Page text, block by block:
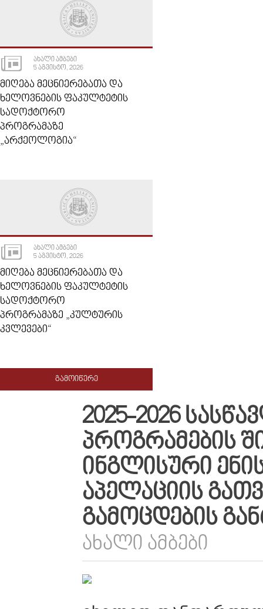
ᲐᲮᲐᲚᲘ ᲐᲛᲑᲔᲑᲘ
5 ᲐᲒᲕᲘᲡᲢᲝ, 2026
ᲛᲘᲦᲔᲑᲐ ᲛᲔᲪᲜᲘᲔᲠᲔᲑᲐᲗᲐ ᲓᲐ
ᲮᲔᲚᲝᲕᲜᲔᲑᲘᲡ ᲤᲐᲙᲣᲚᲢᲔᲢᲘᲡ
ᲡᲐᲓᲝᲥᲢᲝᲠᲝ
ᲞᲠᲝᲒᲠᲐᲛᲐᲖᲔ
„ᲐᲠᲥᲔᲝᲚᲝᲒᲘᲐ“
ᲐᲮᲐᲚᲘ ᲐᲛᲑᲔᲑᲘ
5 ᲐᲒᲕᲘᲡᲢᲝ, 2026
ᲛᲘᲦᲔᲑᲐ ᲛᲔᲪᲜᲘᲔᲠᲔᲑᲐᲗᲐ ᲓᲐ
ᲮᲔᲚᲝᲕᲜᲔᲑᲘᲡ ᲤᲐᲙᲣᲚᲢᲔᲢᲘᲡ
ᲡᲐᲓᲝᲥᲢᲝᲠᲝ
ᲞᲠᲝᲒᲠᲐᲛᲐᲖᲔ „ᲙᲣᲚᲢᲣᲠᲘᲡ
ᲙᲕᲚᲔᲕᲔᲑᲘ“
ᲒᲐᲛᲝᲘᲬᲔᲠᲔ
2025-2026
ᲞᲠᲝᲒᲠᲐᲛᲔᲑᲘᲡ
ᲘᲜᲒᲚᲘᲡᲣᲠᲘ
ᲐᲞᲔᲚᲐᲪᲘᲘᲡ
ᲒᲐᲛᲝᲪᲓᲔᲑᲘᲡ
ᲐᲮᲐᲚᲘ ᲐᲛᲑᲔᲑᲘ